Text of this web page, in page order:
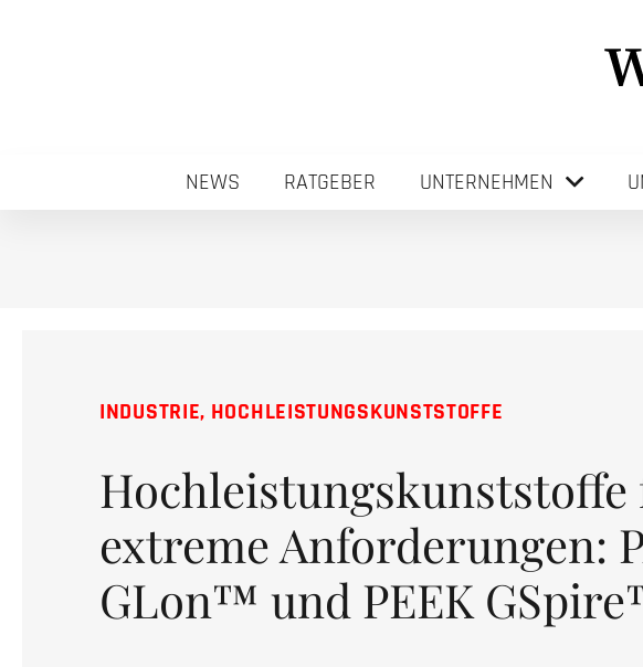
NEWS RATGEBER UNTERNEHMEN
INDUSTRIE, HOCHLEISTUNGSKUNSTSTOFFE
extreme Anforderungen:
GLon™ und PEEK